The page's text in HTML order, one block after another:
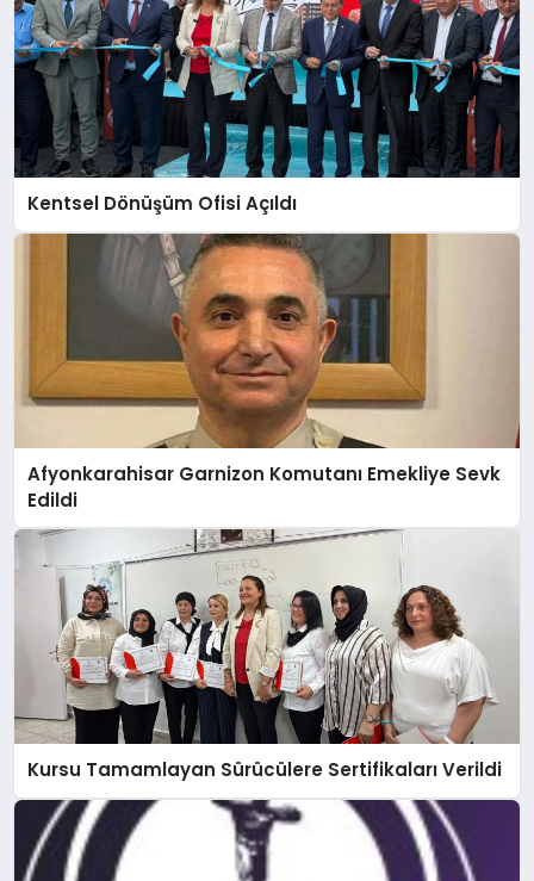
Kentsel Dönüşüm Ofisi Açıldı
Afyonkarahisar Garnizon Komutanı Emekliye Sevk
Edildi
Kursu Tamamlayan Sürücülere Sertifikaları Verildi